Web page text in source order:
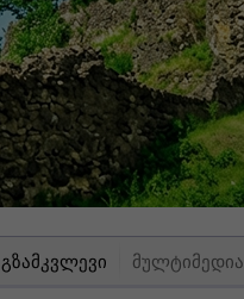
ᲒᲖᲐᲛᲙᲕᲚᲔᲕᲘ ᲛᲣᲚᲢᲘᲛᲔᲓᲘᲐ